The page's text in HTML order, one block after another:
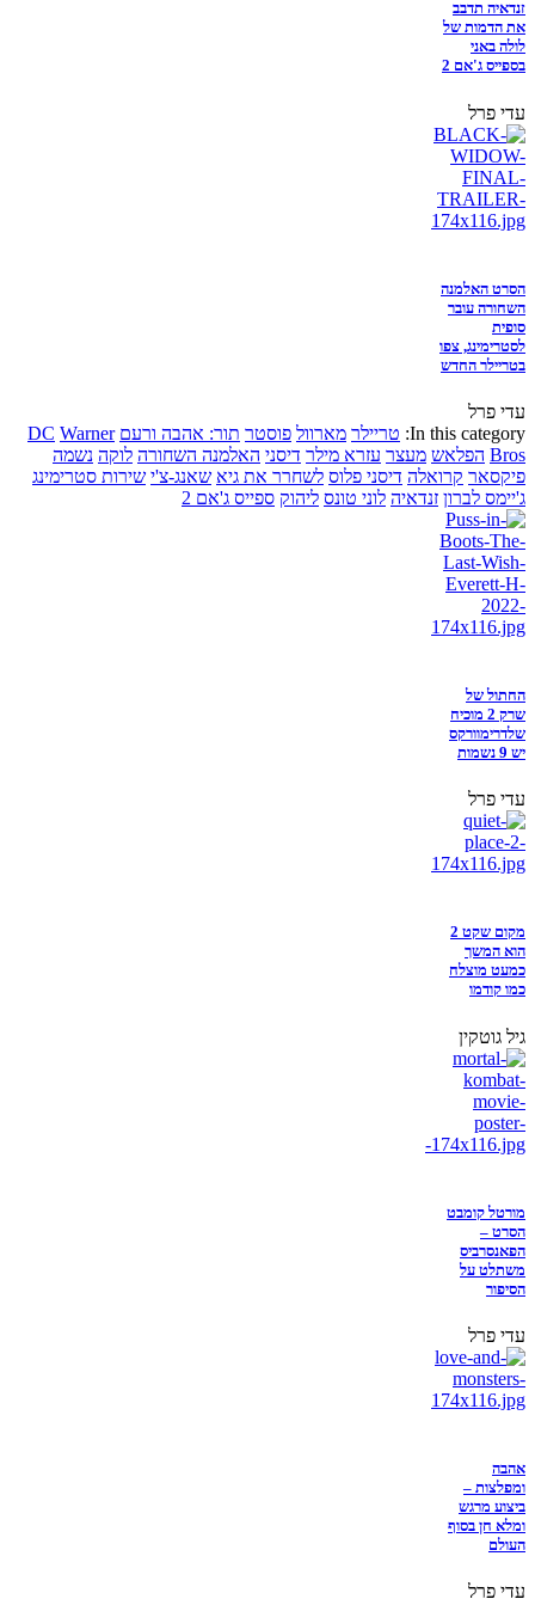
זנדאיה תדבב
את הדמות של
לולה באני
בספייס ג'אם 2
עדי פרל
הסרט האלמנה
השחורה עובר
סופית
לסטרימינג, צפו
בטריילר החדש
עדי פרל
In this category: טריילר מארוול פוסטר תור: אהבה ורעם DC Warner
Bros הפלאש מעצר עזרא מילר דיסני האלמנה השחורה לוקה נשמה
פיקסאר קרואלה דיסני פלוס לשחרר את גיא שאנג-צ'י שירות סטרימינג
ג'יימס לברון זנדאיה לוני טונס ליהוק ספייס ג'אם 2
החתול של
שרק 2 מוכיח
שלדרימוורקס
יש 9 נשמות
עדי פרל
מקום שקט 2
הוא המשך
כמעט מוצלח
כמו קודמו
גיל גוטקין
מורטל קומבט
הסרט –
הפאנסרביס
משתלט על
הסיפור
עדי פרל
אהבה
ומפלצות –
ביצוע מרגש
ומלא חן בסוף
העולם
עדי פרל